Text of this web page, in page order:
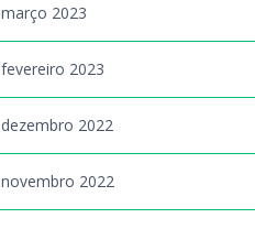
março 2023
fevereiro 2023
dezembro 2022
novembro 2022